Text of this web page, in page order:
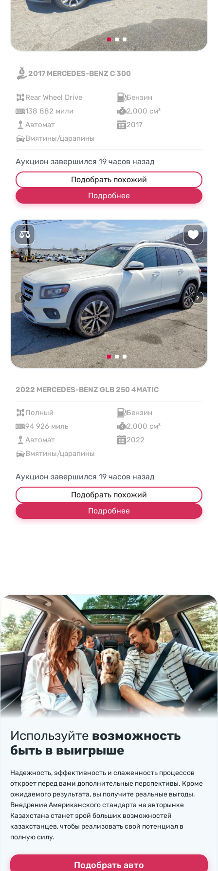
2017 MERCEDES-BENZ C 300
Rear Wheel Drive
Бензин
138 882 мили
2,000 см³
Автомат
2017
Вмятины/царапины
Аукцион завершился 19 часов назад
Подобрать похожий
Подробнее
2022 MERCEDES-BENZ GLB 250 4MATIC
Полный
Бензин
94 926 миль
2,000 см³
Автомат
2022
Вмятины/царапины
Аукцион завершился 19 часов назад
Подобрать похожий
Подробнее
Используйте возможность
быть в выигрыше
Надежность, эффективность и слаженность процессов
откроет перед вами дополнительные перспективы. Кроме
ожидаемого результата, вы получите реальные выгоды.
Внедрение Американского стандарта на авторынке
Казахстана станет эрой больших возможностей
казахстанцев, чтобы реализовать свой потенциал в
полную силу.
Подобрать авто